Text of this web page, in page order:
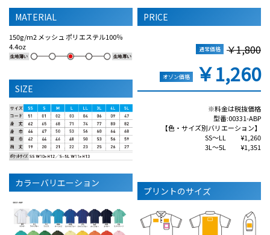
MATERIAL
150g/m2 メッシュ ポリエステル100％
4.4oz
SIZE
カラーバリエーション
PRICE
通常価格 ￥1,800
オゾン価格 ￥1,260
※料金は税抜価格
型番:00331-ABP
【色・サイズ別バリエーション】
SS～LL ¥1,260
3L～5L ¥1,351
プリントのサイズ